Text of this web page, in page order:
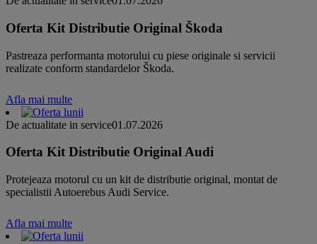
Oferta Kit Distributie Original Škoda
Pastreaza performanta motorului cu piese originale si servicii
realizate conform standardelor Škoda.
Afla mai multe
De actualitate in service01.07.2026
Oferta Kit Distributie Original Audi
Protejeaza motorul cu un kit de distributie original, montat de
specialistii Autoerebus Audi Service.
Afla mai multe